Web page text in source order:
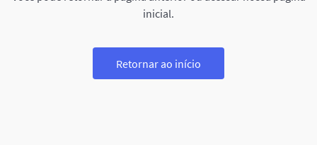
inicial.
Retornar ao início